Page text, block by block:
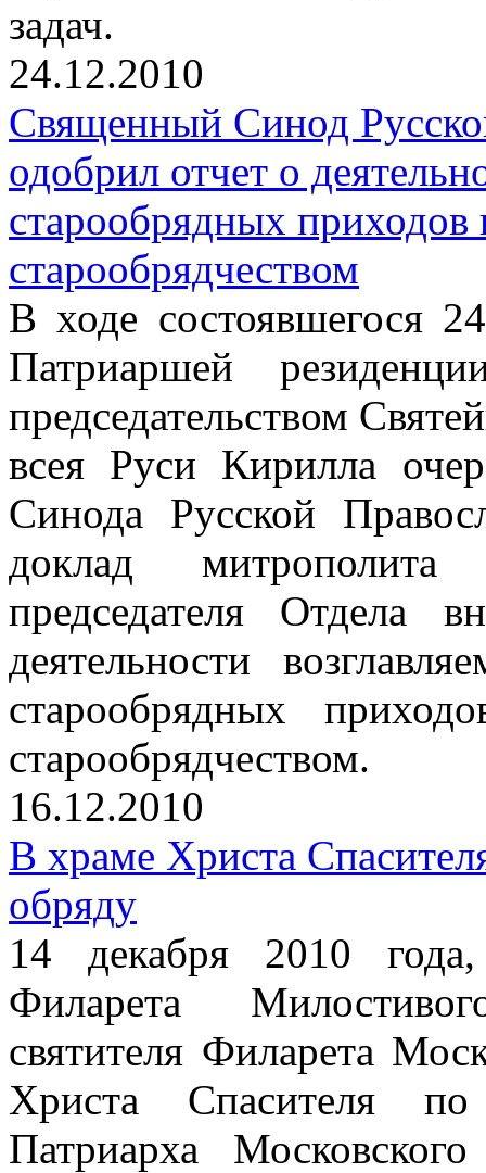
задач.
24.12.2010
Священный Синод
одобрил отчет о
старообрядных
старообрядчеством
В ходе состоявшегося
Патриаршей
председательством
всея Руси Кирилла
Синода Русской
доклад митрополита
председателя Отдела
деятельности
старообрядных
старообрядчеством.
16.12.2010
В храме Христа
обряду
14 декабря 2010
Филарета
святителя Филарета
Христа Спасителя по
Патриарха